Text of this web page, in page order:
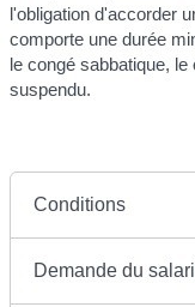
l'obligation d'accorder
comporte une durée
le congé sabbatique,
suspendu.
Conditions
Demande du